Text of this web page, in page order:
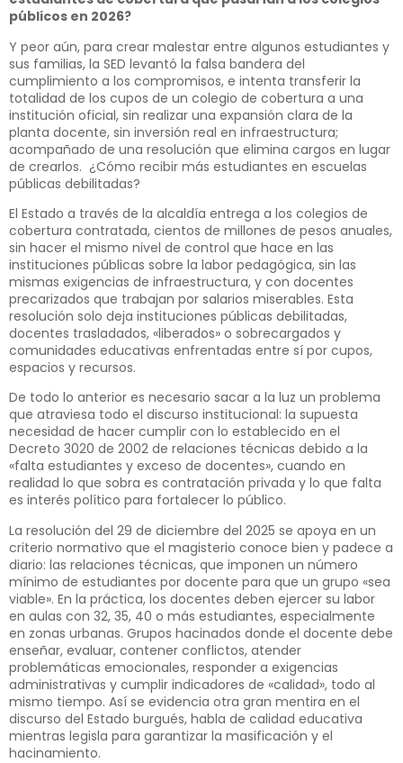
públicos en 2026?
Y peor aún, para crear malestar entre algunos estudiantes y
sus familias, la SED levantó la falsa bandera del
cumplimiento a los compromisos, e intenta transferir la
totalidad de los cupos de un colegio de cobertura a una
institución oficial, sin realizar una expansión clara de la
planta docente, sin inversión real en infraestructura;
acompañado de una resolución que elimina cargos en lugar
de crearlos. ¿Cómo recibir más estudiantes en escuelas
públicas debilitadas?
El Estado a través de la alcaldía entrega a los colegios de
cobertura contratada, cientos de millones de pesos anuales,
sin hacer el mismo nivel de control que hace en las
instituciones públicas sobre la labor pedagógica, sin las
mismas exigencias de infraestructura, y con docentes
precarizados que trabajan por salarios miserables. Esta
resolución solo deja instituciones públicas debilitadas,
docentes trasladados, «liberados» o sobrecargados y
comunidades educativas enfrentadas entre sí por cupos,
espacios y recursos.
De todo lo anterior es necesario sacar a la luz un problema
que atraviesa todo el discurso institucional: la supuesta
necesidad de hacer cumplir con lo establecido en el
Decreto 3020 de 2002 de relaciones técnicas debido a la
«falta estudiantes y exceso de docentes», cuando en
realidad lo que sobra es contratación privada y lo que falta
es interés político para fortalecer lo público.
La resolución del 29 de diciembre del 2025 se apoya en un
criterio normativo que el magisterio conoce bien y padece a
diario: las relaciones técnicas, que imponen un número
mínimo de estudiantes por docente para que un grupo «sea
viable». En la práctica, los docentes deben ejercer su labor
en aulas con 32, 35, 40 o más estudiantes, especialmente
en zonas urbanas. Grupos hacinados donde el docente debe
enseñar, evaluar, contener conflictos, atender
problemáticas emocionales, responder a exigencias
administrativas y cumplir indicadores de «calidad», todo al
mismo tiempo. Así se evidencia otra gran mentira en el
discurso del Estado burgués, habla de calidad educativa
mientras legisla para garantizar la masificación y el
hacinamiento.